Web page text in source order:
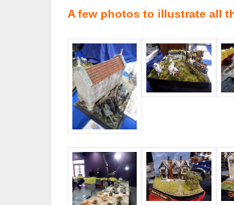
A few photos to illustrate all